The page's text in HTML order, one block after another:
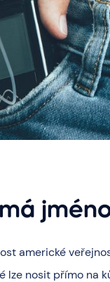
americké
lze nosit přímo